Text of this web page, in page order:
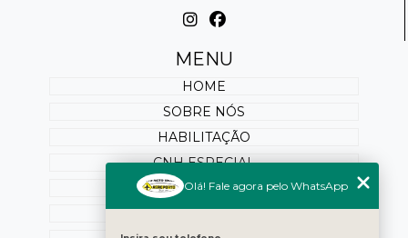
MENU
HOME
SOBRE NÓS
HABILITAÇÃO
CNH ESPECIAL
REABILITAÇÃO
PONTUAÇÃO
Olá! Fale agora pelo WhatsApp